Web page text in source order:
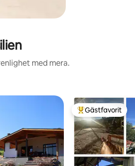
med mera.
Populär gästfavorit
Gästfavorit